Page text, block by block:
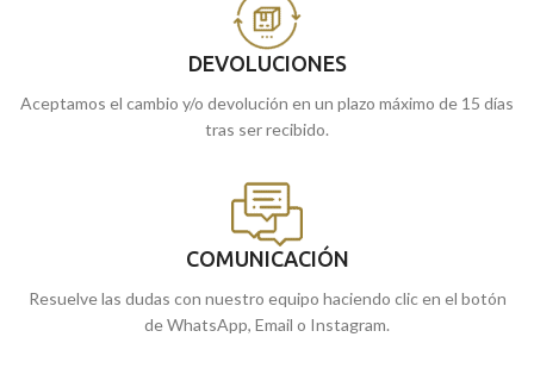
DEVOLUCIONES
Aceptamos el cambio y/o devolución en un plazo máximo de 15 días
tras ser recibido.
COMUNICACIÓN
Resuelve las dudas con nuestro equipo haciendo clic en el botón
de WhatsApp, Email o Instagram.